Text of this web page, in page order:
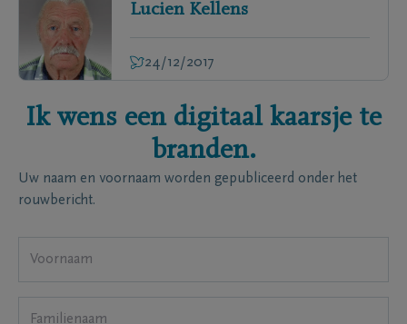
Lucien Kellens
24/12/2017
Ik wens een digitaal kaarsje te
branden.
Uw naam en voornaam worden gepubliceerd onder het
rouwbericht.